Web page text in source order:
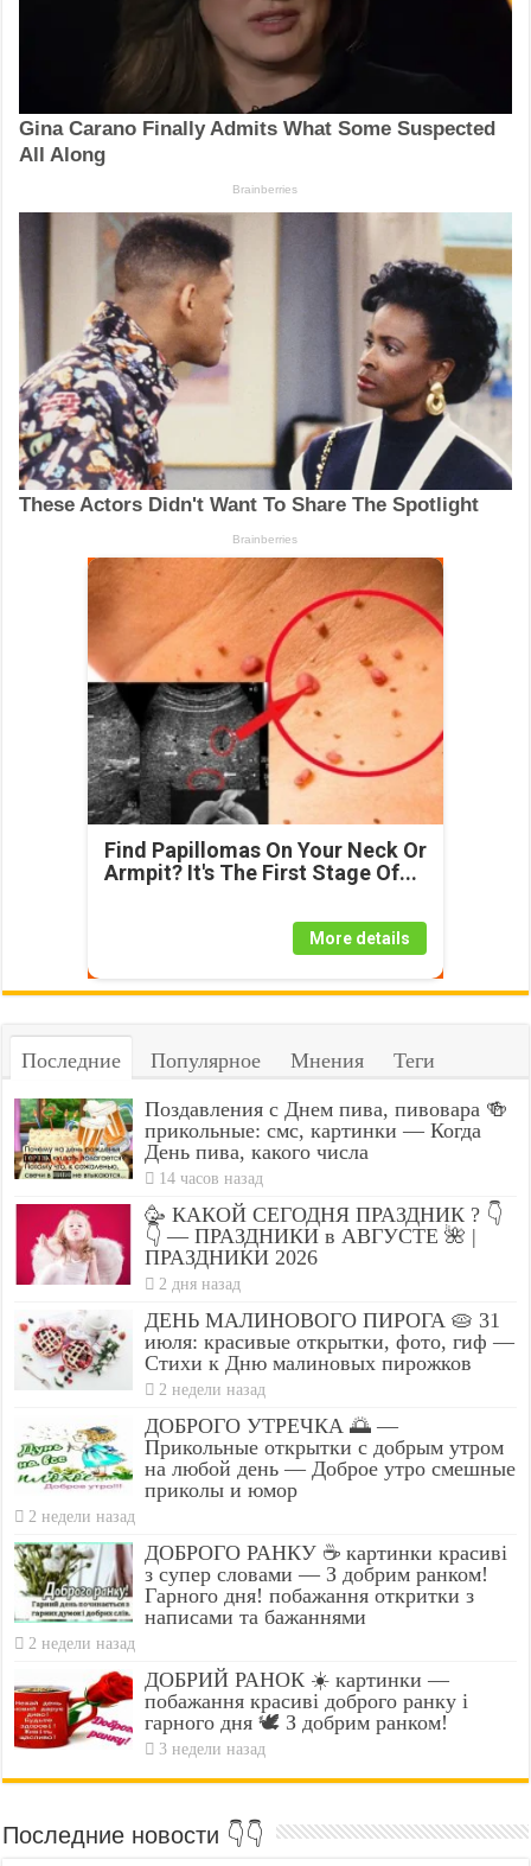
Find Papillomas On Your Neck Or
Armpit? It's The First Stage Of...
More details
Последние Популярное Мнения Теги
Поздавления с Днем пива, пивовара 🍻
прикольные: смс, картинки — Когда
День пива, какого числа
14 часов назад
🥳 КАКОЙ СЕГОДНЯ ПРАЗДНИК ? 👇
👇 — ПРАЗДНИКИ в АВГУСТЕ 🌺 |
ПРАЗДНИКИ 2026
2 дня назад
ДЕНЬ МАЛИНОВОГО ПИРОГА 🥧 31
июля: красивые открытки, фото, гиф —
Стихи к Дню малиновых пирожков
2 недели назад
ДОБРОГО УТРЕЧКА 🌅 —
Прикольные открытки с добрым утром
на любой день — Доброе утро смешные
приколы и юмор
2 недели назад
ДОБРОГО РАНКУ ☕ картинки красиві
з супер словами — З добрим ранком!
Гарного дня! побажання откритки з
написами та бажаннями
2 недели назад
ДОБРИЙ РАНОК ☀️ картинки —
побажання красиві доброго ранку і
гарного дня 🕊️ З добрим ранком!
3 недели назад
Последние новости 👇👇